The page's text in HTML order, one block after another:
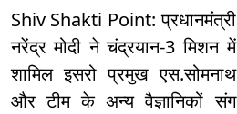
Shiv Shakti Point: प्रधानमंत्री
नरेंद्र मोदी ने चंद्रयान-3 मिशन में
शामिल इसरो प्रमुख एस.सोमनाथ
और टीम के अन्य वैज्ञानिकों संग